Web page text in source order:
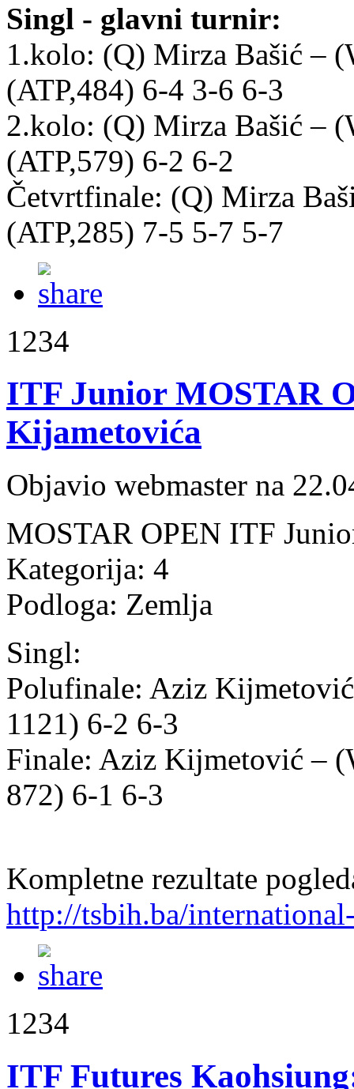
Singl - glavni turnir:
1.kolo: (Q) Mirza Bašić –
(ATP,484) 6-4 3-6 6-3
2.kolo: (Q) Mirza Bašić –
(ATP,579) 6-2 6-2
Četvrtfinale: (Q) Mirza
(ATP,285) 7-5 5-7 5-7
1234
ITF Junior MOSTAR
Kijametovića
Objavio webmaster na
MOSTAR OPEN ITF
Kategorija: 4
Podloga: Zemlja
Singl:
Polufinale: Aziz
1121) 6-2 6-3
Finale: Aziz Kijmetović –
872) 6-1 6-3
Kompletne rezultate
http://tsbih.ba/
1234
ITF Futures